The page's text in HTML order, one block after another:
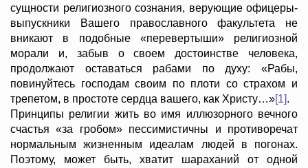
сущности религиозного сознания, верующие офицеры-
выпускники Вашего православного факультета не
вникают в подобные «перевертыши» религиозной
морали и, забыв о своем достоинстве человека,
продолжают оставаться рабами по духу: «Рабы,
повинуйтесь господам своим по плоти со страхом и
трепетом, в простоте сердца вашего, как Христу…»[1].
Принципы религии жить во имя иллюзорного вечного
счастья «за гробом» пессимистичны и противоречат
нормальным жизненным идеалам людей в погонах.
Поэтому, может быть, хватит шараханий от одной